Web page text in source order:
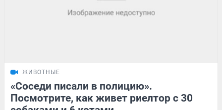
ЖИВОТНЫЕ
«Соседи писали в полицию».
Посмотрите, как живет риелтор с 30